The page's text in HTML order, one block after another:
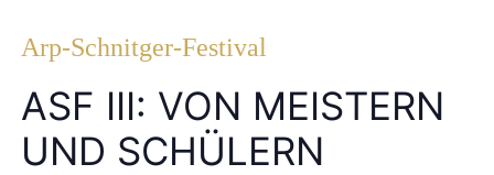
Arp-Schnitger-Festival
ASF III: VON MEISTERN
UND SCHÜLERN